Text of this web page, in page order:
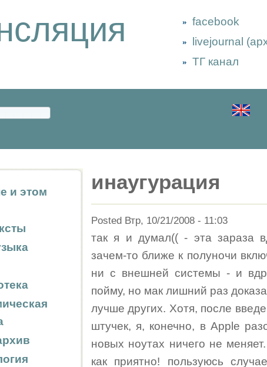
facebook
livejournal
ТГ канал
и этом
инаугурация
Posted Втр, 10/21/2008 - 11:03
так я и думал(( - эта зараза
зачем-то ближе к полуночи
ни с внешней системы - и
пойму, но мак лишний раз
лучше других. Хотя, после
штучек, я, конечно, в Apple
новых ноутах ничего не меняет.
как приятно! пользуюсь